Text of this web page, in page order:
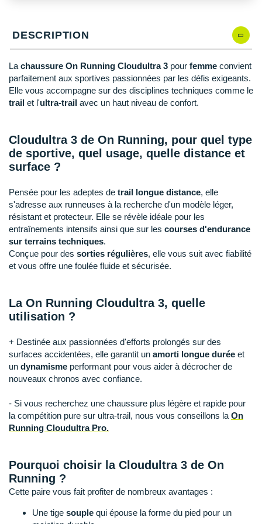
DESCRIPTION
La chaussure On Running Cloudultra 3 pour femme convient
parfaitement aux sportives passionnées par les défis exigeants.
Elle vous accompagne sur des disciplines techniques comme le
trail et l'ultra-trail avec un haut niveau de confort.
Cloudultra 3 de On Running, pour quel type
de sportive, quel usage, quelle distance et
surface ?
Pensée pour les adeptes de trail longue distance, elle
s'adresse aux runneuses à la recherche d'un modèle léger,
résistant et protecteur. Elle se révèle idéale pour les
entraînements intensifs ainsi que sur les courses d'endurance
sur terrains techniques.
Conçue pour des sorties régulières, elle vous suit avec fiabilité
et vous offre une foulée fluide et sécurisée.
La On Running Cloudultra 3, quelle
utilisation ?
+ Destinée aux passionnées d'efforts prolongés sur des
surfaces accidentées, elle garantit un amorti longue durée et
un dynamisme performant pour vous aider à décrocher de
nouveaux chronos avec confiance.
- Si vous recherchez une chaussure plus légère et rapide pour
la compétition pure sur ultra-trail, nous vous conseillons la On
Running Cloudultra Pro.
Pourquoi choisir la Cloudultra 3 de On
Running ?
Cette paire vous fait profiter de nombreux avantages :
Une tige souple qui épouse la forme du pied pour un
DÉSTOCKAGE
+ Voir tous les accessoires
NNormal
Odlo
On-Running
OVERSTIMS
Patagonia
Petzl
Polar
Puma
Raidlight
Salomon
Saucony
Saxx
Scarpa
Scott
Shokz
Smoon